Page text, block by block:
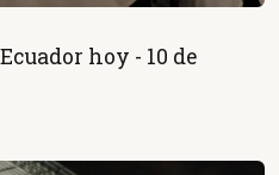
hoy - 10 de